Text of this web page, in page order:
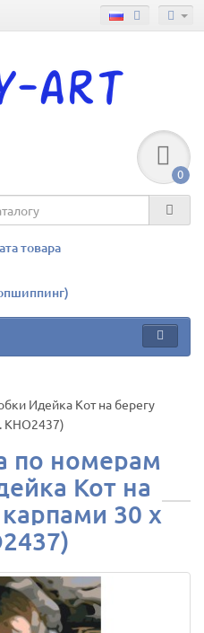
0
товара
Идейка Кот на берегу
KHO2437)
по номерам
Кот на
30 х